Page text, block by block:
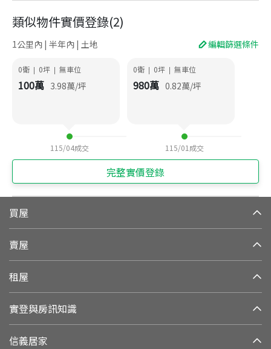
類似物件實價登錄(2)
1公里內 | 半年內 | 土地 編輯篩選條件
0衛 | 0坪 | 無車位
100萬 3.98萬/坪
115/04成交
0衛 | 0坪 | 無車位
980萬 0.82萬/坪
115/01 成交
完整實價登錄
買屋
賣屋
租屋
實登與房訊知識
信義居家